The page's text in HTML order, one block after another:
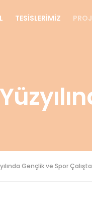
TESİSLERİMİZ
Gençlik ve Spor